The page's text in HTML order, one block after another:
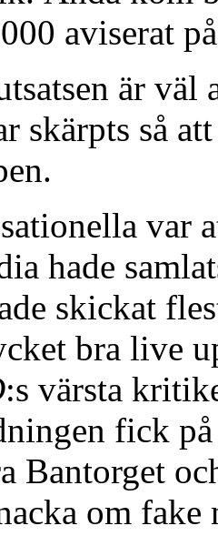
aviserat
är väl
skärpts så
var
hade
skickat
bra live
:s värsta
fick
Bantorget
om fake